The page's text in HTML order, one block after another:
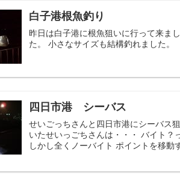
白子港根魚釣り
昨日は白子港に根魚狙いに行って来ま
た。 小さなサイズも結構釣れました。
四日市港 シーバス
せいごっちさんと四日市港にシーバス
いたせいっごちさんは・・・ バイト？
しかし全くノーバイト ポイントを移動